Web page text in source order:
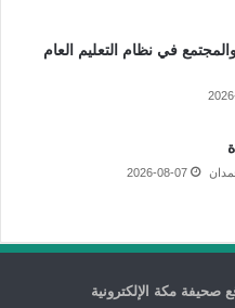
في نظام التعليم العام
2026-08-07
مكة الإلكترونية